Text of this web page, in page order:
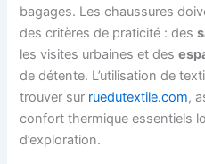
bagages. Les chaussures
des critères de praticité : des
les visites urbaines et des
de détente. L’utilisation de
trouver sur ruedutextile.com,
confort thermique essentiels
d’exploration.